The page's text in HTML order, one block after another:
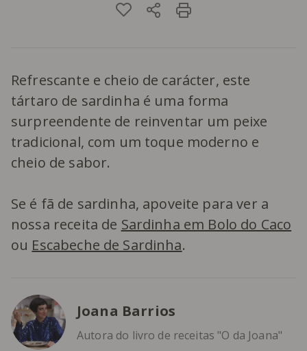
Refrescante e cheio de carácter, este
tártaro de sardinha é uma forma
surpreendente de reinventar um peixe
tradicional, com um toque moderno e
cheio de sabor.
Se é fã de sardinha, apoveite para ver a
nossa receita de Sardinha em Bolo do Caco
ou Escabeche de Sardinha.
Joana Barrios
Autora do livro de receitas "O da Joana"